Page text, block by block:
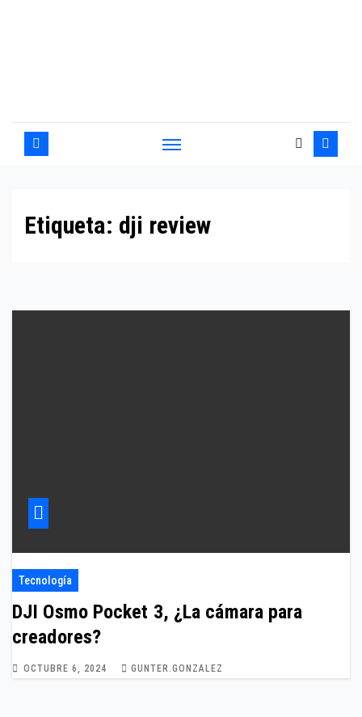
Etiqueta: dji review
Tecnología
DJI Osmo Pocket 3, ¿La cámara para
creadores?
OCTUBRE 6, 2024 GUNTER.GONZALEZ